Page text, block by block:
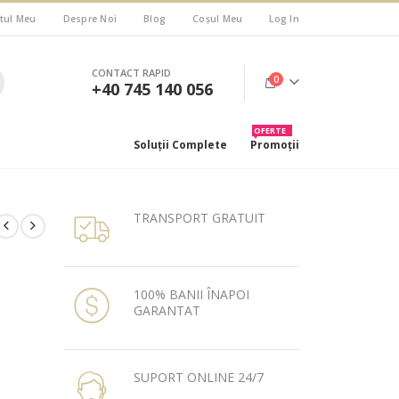
Meu Despre Noi Blog Coșul Meu Log In
CONTACT RAPID
+40 745 140 056 0
Soluții Complete Promoții
OFERTE
TRANSPORT GRATUIT
100% BANII ÎNAPOI
GARANTAT
SUPORT ONLINE 24/7